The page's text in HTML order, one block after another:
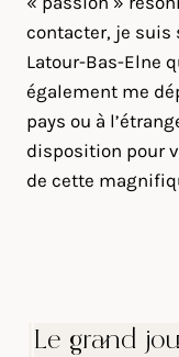
contacter, je suis
Latour-Bas-Elne
également me
pays ou à
disposition pour
de cette
Le grand